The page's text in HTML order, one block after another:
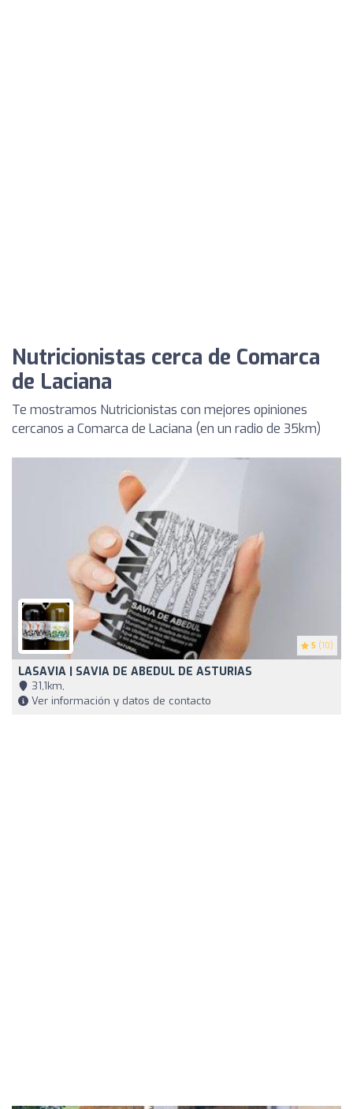
Nutricionistas cerca de Comarca
de Laciana
Te mostramos Nutricionistas con mejores opiniones
cercanos a Comarca de Laciana (en un radio de 35km)
5 (10)
LASAVIA | SAVIA DE ABEDUL DE ASTURIAS
31,1km,
Ver información y datos de contacto